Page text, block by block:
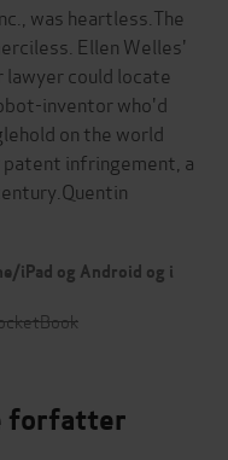
was heartless.The
Ellen Welles'
lawyer could locate
inventor who'd
on the world
infringement, a
iPad og Android og i
forfatter